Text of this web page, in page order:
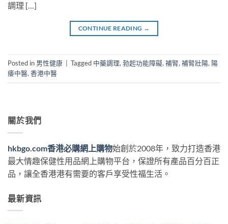
調理 […]
CONTINUE READING →
Posted in 男性健康 Tagged 中藥調理,勃起功能障礙,補腎,補腎壯陽, 陽
痿中醫,香港中醫
關於我們
hkbgo.com香港必購網上購物始創於2008年，致力打造香港
最大情趣保健性用品網上購物平台，保證所有產品百分百正
品，讓全香港港有需要的客戶享受性福生活。
最新資訊